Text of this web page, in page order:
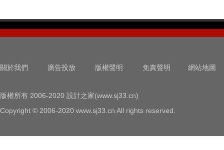
關於我們 廣告投放 版權聲明 免責聲明 網站地圖
版權所有 2006-2020 設計之家(www.sj33.cn)
Copyright © 2006-2020 www.sj33.cn All rights reserved.